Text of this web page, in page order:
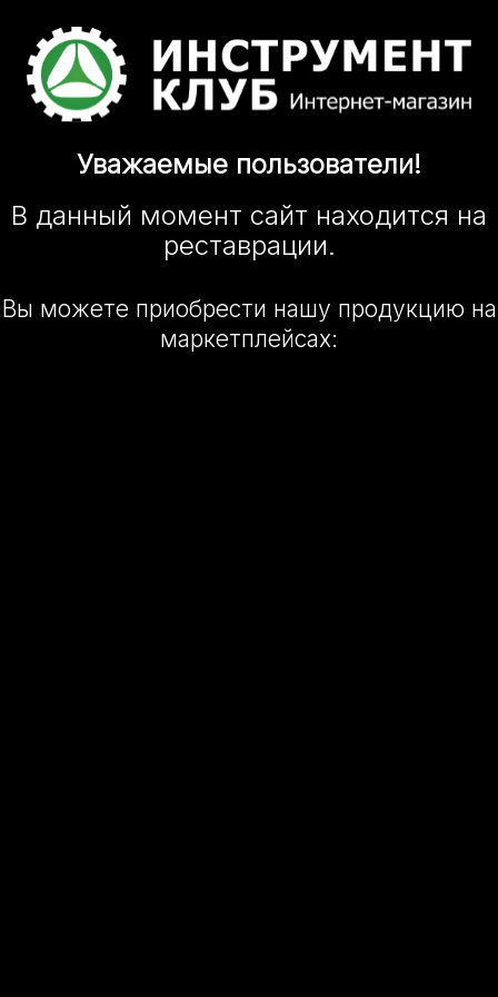
Уважаемые пользователи!
В данный момент сайт находится на
реставрации.
Вы можете приобрести нашу продукцию на
маркетплейсах: